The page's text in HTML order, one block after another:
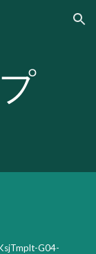
Skip to navigation
G04-